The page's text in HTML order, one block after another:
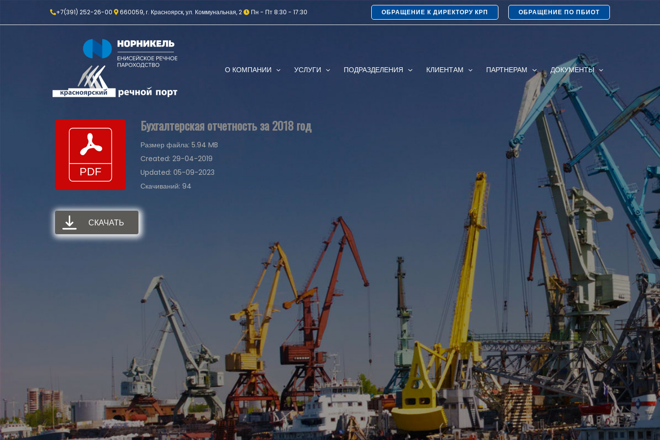
+7(391) 252-26-00 660059, г. Красноярск, ул. Коммунальная, 2 Пн - Пт 8:30 - 17:30 ОБРАЩЕНИЕ К ДИРЕКТОРУ КРП ОБРАЩЕНИЕ ПО ПБИОТ
О КОМПАНИИ УСЛУГИ ПОДРАЗДЕЛЕНИЯ КЛИЕНТАМ ПАРТНЕРАМ ДОКУМЕНТЫ
Бухгалтерская отчетность за 2018 год
Размер файла: 5.94 MB
Created: 29-04-2019
Updated: 05-09-2023
Скачиваний: 94
СКАЧАТЬ